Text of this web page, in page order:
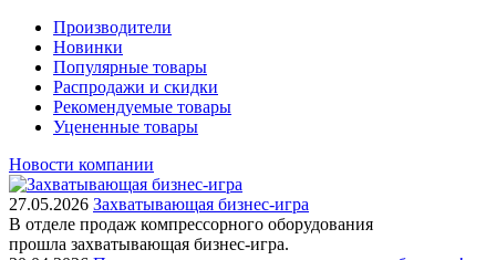
Производители
Новинки
Популярные товары
Распродажи и скидки
Рекомендуемые товары
Уцененные товары
Новости компании
27.05.2026 Захватывающая бизнес-игра
В отделе продаж компрессорного оборудования
прошла захватывающая бизнес-игра.